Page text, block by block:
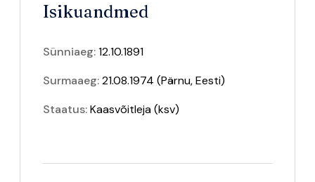
Isikuandmed
Sünniaeg:12.10.1891
Surmaaeg:21.08.1974 (Pärnu, Eesti)
Staatus:Kaasvõitleja(ksv)